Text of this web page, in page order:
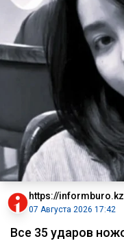
https://informburo.kz
07 Августа 2026 17:42
Все 35 ударов